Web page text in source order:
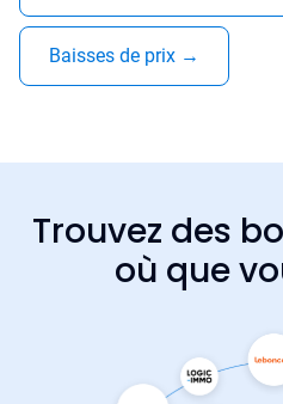
Baisses de prix →
Trouvez des
où que